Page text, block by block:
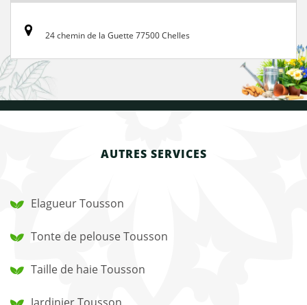
24 chemin de la Guette 77500 Chelles
AUTRES SERVICES
Elagueur Tousson
Tonte de pelouse Tousson
Taille de haie Tousson